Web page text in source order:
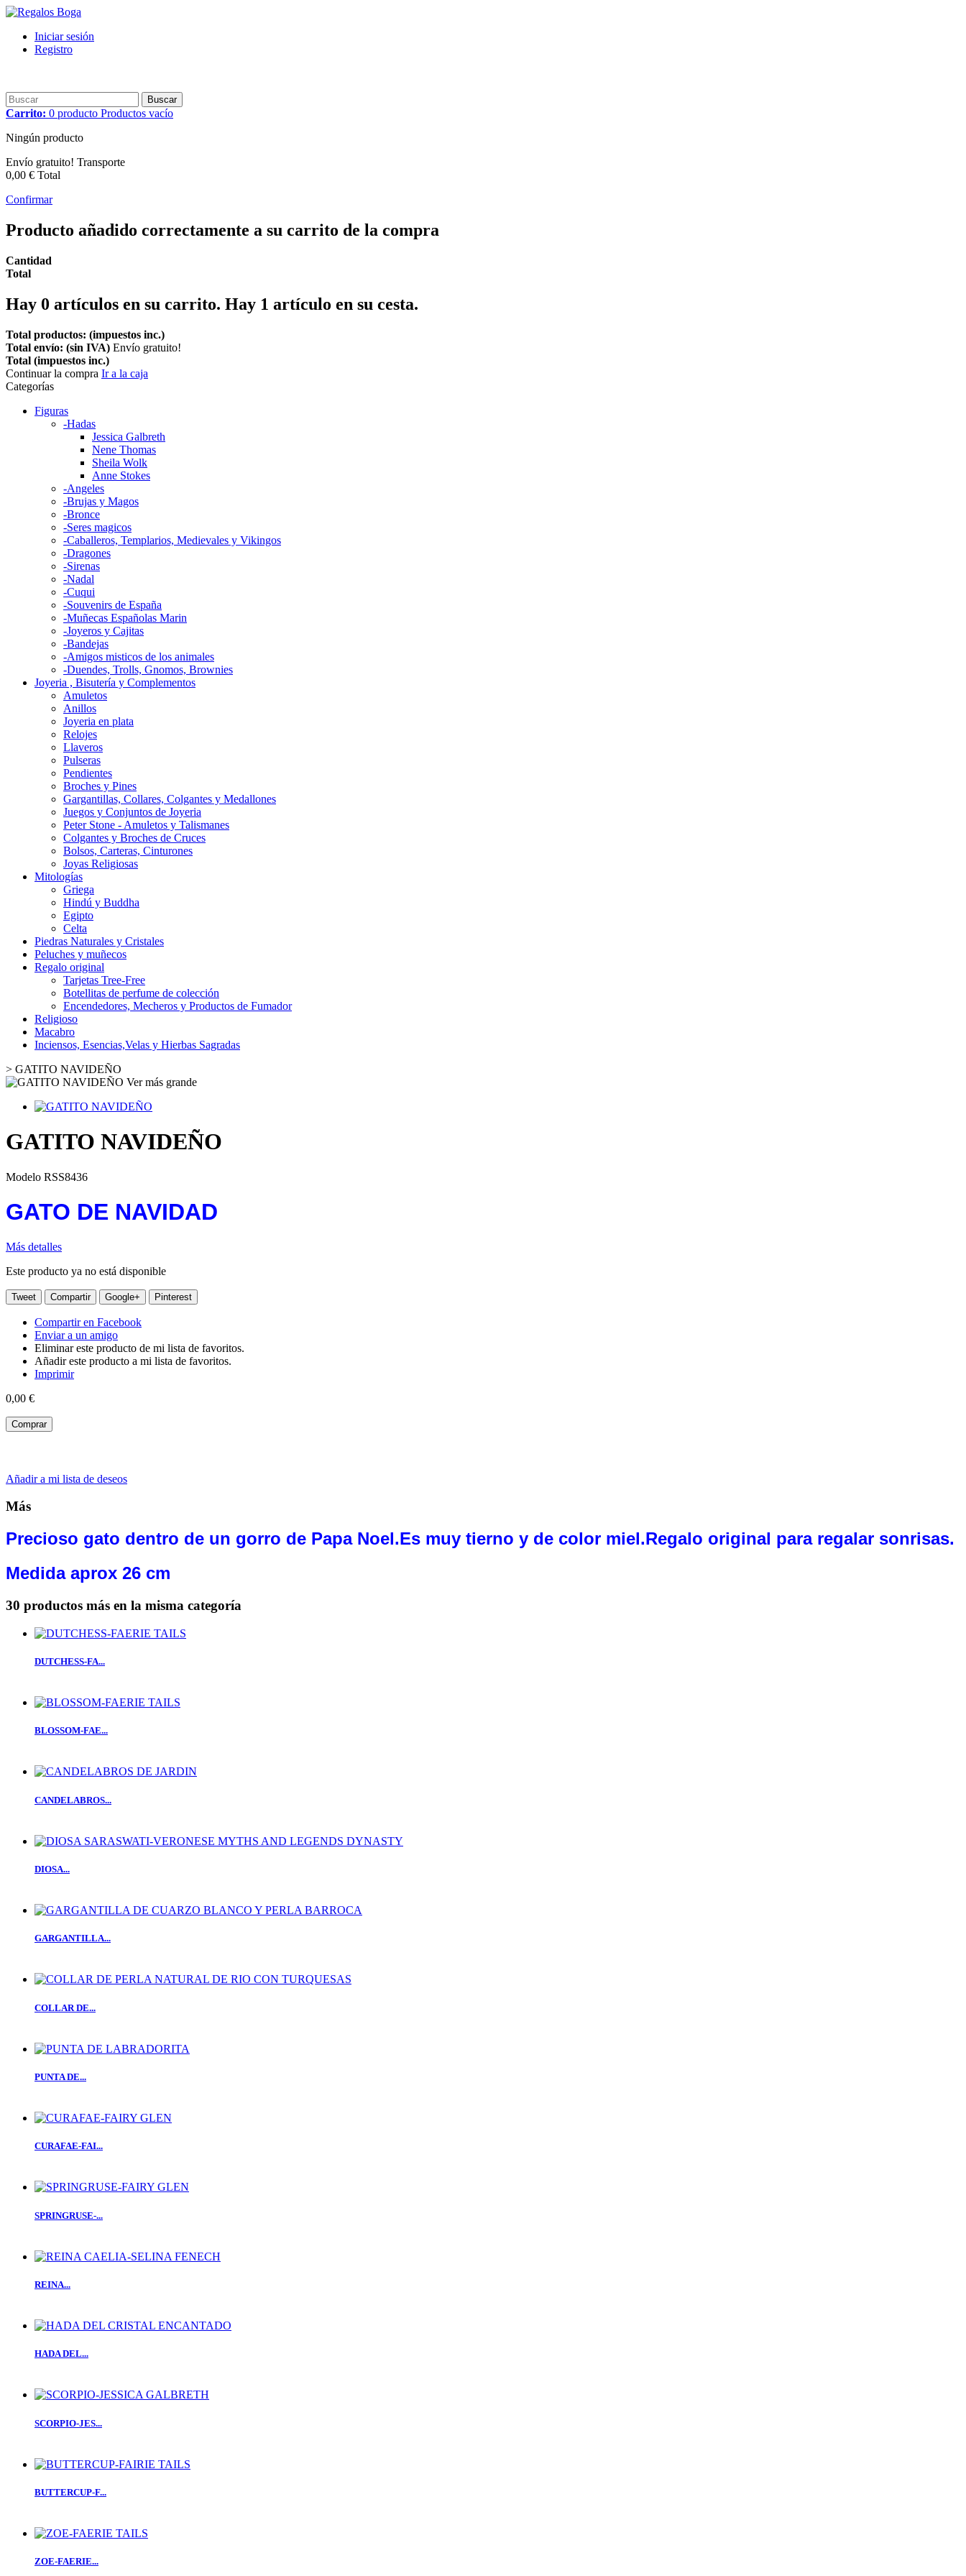
Iniciar sesión
Registro
Buscar
Carrito: 0 producto Productos vacío
Ningún producto
Envío gratuito! Transporte
0,00 € Total
Confirmar
Producto añadido correctamente a su carrito de la compra
Cantidad
Total
Hay 0 artículos en su carrito. Hay 1 artículo en su cesta.
Total productos: (impuestos inc.)
Total envío: (sin IVA) Envío gratuito!
Total (impuestos inc.)
Continuar la compra Ir a la caja
Categorías
Figuras
-Hadas
Jessica Galbreth
Nene Thomas
Sheila Wolk
Anne Stokes
-Angeles
-Brujas y Magos
-Bronce
-Seres magicos
-Caballeros, Templarios, Medievales y Vikingos
-Dragones
-Sirenas
-Nadal
-Cuqui
-Souvenirs de España
-Muñecas Españolas Marin
-Joyeros y Cajitas
-Bandejas
-Amigos misticos de los animales
-Duendes, Trolls, Gnomos, Brownies
Joyeria , Bisutería y Complementos
Amuletos
Anillos
Joyeria en plata
Relojes
Llaveros
Pulseras
Pendientes
Broches y Pines
Gargantillas, Collares, Colgantes y Medallones
Juegos y Conjuntos de Joyeria
Peter Stone - Amuletos y Talismanes
Colgantes y Broches de Cruces
Bolsos, Carteras, Cinturones
Joyas Religiosas
Mitologías
Griega
Hindú y Buddha
Egipto
Celta
Piedras Naturales y Cristales
Peluches y muñecos
Regalo original
Tarjetas Tree-Free
Botellitas de perfume de colección
Encendedores, Mecheros y Productos de Fumador
Religioso
Macabro
Inciensos, Esencias,Velas y Hierbas Sagradas
> GATITO NAVIDEÑO
Ver más grande
GATITO NAVIDEÑO
Modelo RSS8436
GATO DE NAVIDAD
Más detalles
Este producto ya no está disponible
Tweet Compartir Google+ Pinterest
Compartir en Facebook
Enviar a un amigo
Eliminar este producto de mi lista de favoritos.
Añadir este producto a mi lista de favoritos.
Imprimir
0,00 €
Comprar
Añadir a mi lista de deseos
Más
Precioso gato dentro de un gorro de Papa Noel.Es muy tierno y de color miel.Regalo original para regalar sonrisas.
Medida aprox 26 cm
30 productos más en la misma categoría
DUTCHESS-FA...
BLOSSOM-FAE...
CANDELABROS...
DIOSA...
GARGANTILLA...
COLLAR DE...
PUNTA DE...
CURAFAE-FAI...
SPRINGRUSE-...
REINA...
HADA DEL...
SCORPIO-JES...
BUTTERCUP-F...
ZOE-FAERIE...